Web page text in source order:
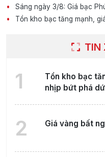
Sáng ngày 3/8: Giá bạc
Tồn kho bạc tăng mạnh,
TIN
1
Tồn kho bạc
nhịp bứt phá
2 Giá vàng bất